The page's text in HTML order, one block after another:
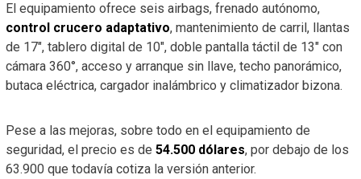
El equipamiento ofrece seis airbags, frenado autónomo,
control crucero adaptativo, mantenimiento de carril, llantas
de 17″, tablero digital de 10″, doble pantalla táctil de 13″ con
cámara 360°, acceso y arranque sin llave, techo panorámico,
butaca eléctrica, cargador inalámbrico y climatizador bizona.
Pese a las mejoras, sobre todo en el equipamiento de
seguridad, el precio es de 54.500 dólares, por debajo de los
63.900 que todavía cotiza la versión anterior.